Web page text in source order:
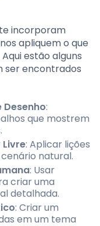
incorporam
apliquem o que
estão alguns
ser encontrados
:
que mostrem
Livre: Aplicar lições
natural.
: Usar
criar uma
detalhada.
: Criar um
em um tema